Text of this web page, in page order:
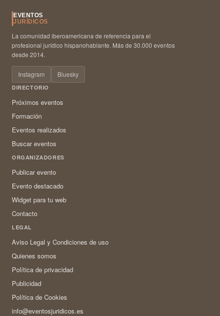
EVENTOS
JURÍDICOS
La comunidad iberoamericana de referencia para el
profesional jurídico hispanohablante. Más de 30.000 eventos
desde 2014.
Instagram Bluesky
DIRECTORIO
Próximos eventos
Formación
Eventos realizados
Buscar eventos
ORGANIZADORES
Publicar evento
Evento destacado
Widget para tu web
Contacto
LEGAL
Aviso Legal y Condiciones de uso
Quienes somos
Política de privacidad
Publicidad
Política de Cookies
info@eventosjuridicos.es